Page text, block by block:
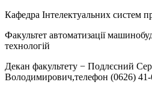
Кафедра Інтелектуальних систем
Факультет автоматизації
технологій
Декан факультету − Подлєсний
Володимирович,телефон (0626)